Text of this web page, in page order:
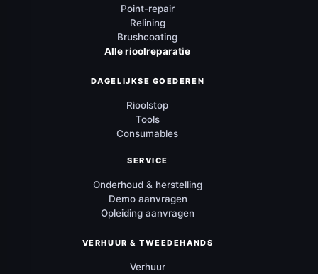
Point-repair
Relining
Brushcoating
Alle rioolreparatie
DAGELIJKSE GOEDEREN
Rioolstop
Tools
Consumables
SERVICE
Onderhoud & herstelling
Demo aanvragen
Opleiding aanvragen
VERHUUR & TWEEDEHANDS
Verhuur